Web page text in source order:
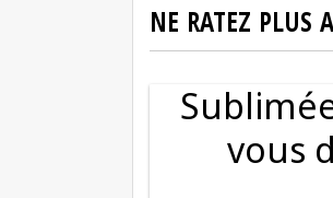
NE RATEZ PLUS
vous